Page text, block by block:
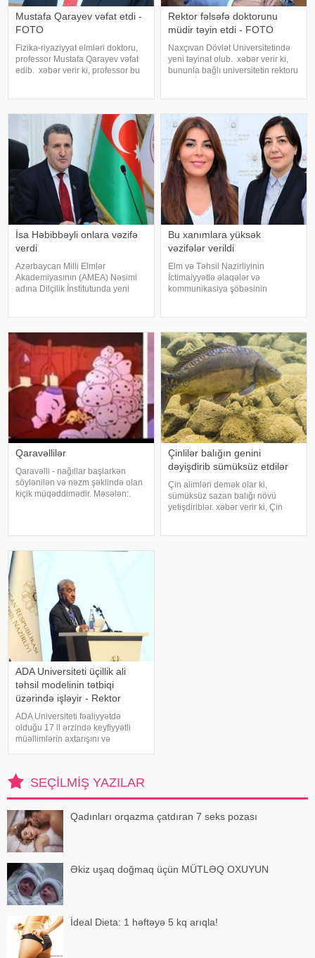
Mustafa Qarayev vəfat etdi -
FOTO
Fizika-riyaziyyat elmləri doktoru,
professor Mustafa Qarayev vəfat
edib. xəbər verir ki, professor bu
kəndində anadan olub. O
Rektor fəlsəfə doktorunu
müdir təyin etdi - FOTO
Naxçıvan Dövlət Universitetində
yeni təyinat olub. xəbər verir ki,
bununla bağlı universitetin rektoru
fəlsəfə doktoru Zamin Əliye
İsa Həbibbəyli onlara vəzifə
verdi
Azərbaycan Milli Elmlər
Akademiyasının (AMEA) Nəsimi
adına Dilçilik İnstitutunda yeni
qərarlara əsasən, filologiya
elmləri doktor
Bu xanımlara yüksək
vəzifələr verildi
Elm və Təhsil Nazirliyinin
İctimaiyyətlə əlaqələr və
kommunikasiya şöbəsinin
kommunikasiya, qurum və
tərəfdaşlarla iş sektorları yaradılıb
Qaravəllilər
Qaravəlli - nağıllar başlarkən
söylənilən və nəzm şəklində olan
kiçik müqəddimədir. Məsələn:.
batdı
Çinlilər balığın genini
dəyişdirib sümüksüz etdilər
Çin alimləri demək olar ki,
sümüksüz sazan balığı növü
yetişdiriblər. xəbər verir ki, Çin
ADA Universiteti üçillik ali
təhsil modelinin tətbiqi
üzərində işləyir - Rektor
ADA Universiteti fəaliyyətdə
olduğu 17 il ərzində keyfiyyətli
müəllimlərin axtarışını və
istinadən xəbər verir ki, bunu ADA
Universitetinin rektoru, səfir Hafi
SEÇILMIŞ YAZILAR
Qadınları orqazma çatdıran 7 seks pozası
Əkiz uşaq doğmaq üçün MÜTLƏQ OXUYUN
İdeal Dieta: 1 həftəyə 5 kq arıqla!